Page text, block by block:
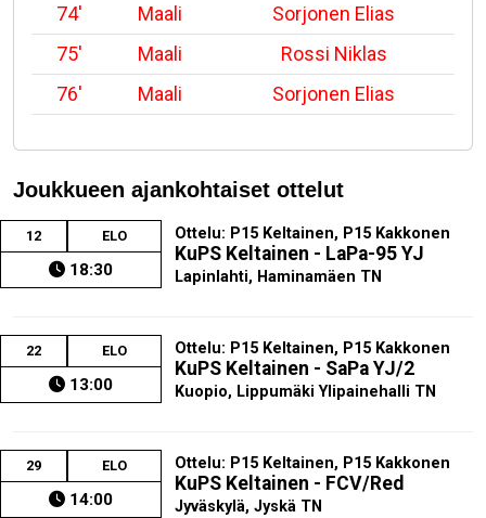
74'
Maali
Sorjonen Elias
75'
Maali
Rossi Niklas
76'
Maali Sorjonen Elias
Joukkueen ajankohtaiset ottelut
12 ELO
18:30
Ottelu: P15 Keltainen, P15 Kakkonen
KuPS Keltainen - LaPa-95 YJ
Lapinlahti, Haminamäen TN
22 ELO
13:00
Ottelu: P15 Keltainen, P15 Kakkonen
KuPS Keltainen - SaPa YJ/2
Kuopio, Lippumäki Ylipainehalli TN
29 ELO
14:00
Ottelu: P15 Keltainen, P15 Kakkonen
KuPS Keltainen - FCV/Red
Jyväskylä, Jyskä TN